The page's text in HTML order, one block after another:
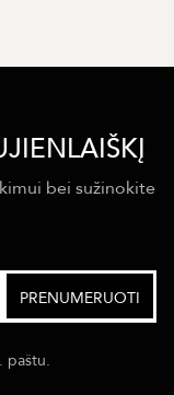
bei sužinokite
paštu.